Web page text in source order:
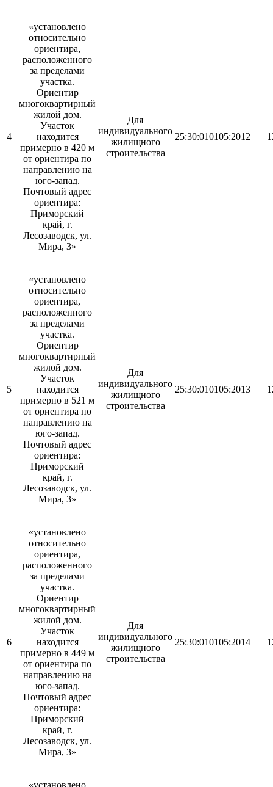
4
«установлено
относительно
ориентира,
расположенного
за пределами
участка.
Ориентир
многоквартирный
жилой дом.
Участок
находится
примерно в 420 м
от ориентира по
направлению на
юго-запад.
Почтовый адрес
ориентира:
Приморский
край, г.
Лесозаводск, ул.
Мира, 3»
Для
индивидуального
жилищного
строительства
25:30:010105:2012
5
«установлено
относительно
ориентира,
расположенного
за пределами
участка.
Ориентир
многоквартирный
жилой дом.
Участок
находится
примерно в 521 м
от ориентира по
направлению на
юго-запад.
Почтовый адрес
ориентира:
Приморский
край, г.
Лесозаводск, ул.
Мира, 3»
Для
индивидуального
жилищного
строительства
25:30:010105:2013
6
«установлено
относительно
ориентира,
расположенного
за пределами
участка.
Ориентир
многоквартирный
жилой дом.
Участок
находится
примерно в 449 м
от ориентира по
направлению на
юго-запад.
Почтовый адрес
ориентира:
Приморский
край, г.
Лесозаводск, ул.
Мира, 3»
Для
индивидуального
жилищного
строительства
25:30:010105:2014